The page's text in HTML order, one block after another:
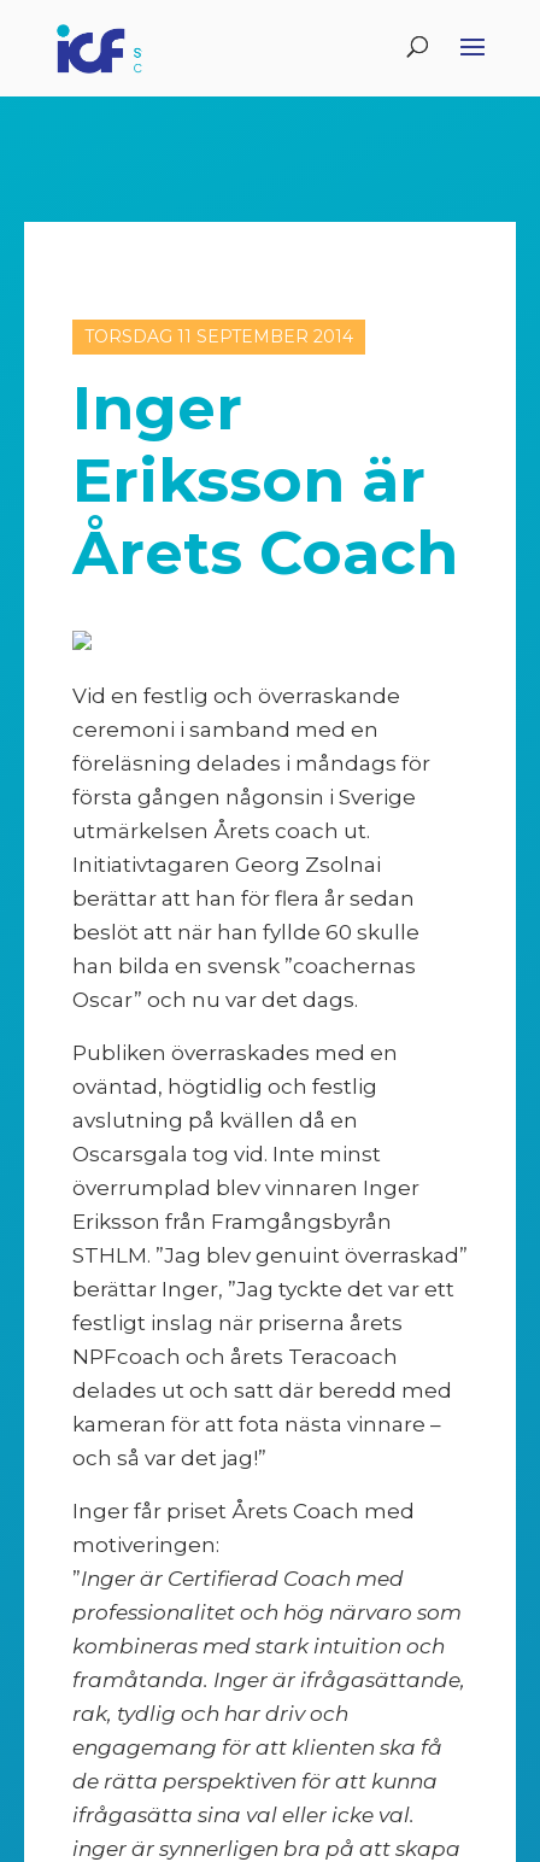
TORSDAG 11 SEPTEMBER 2014
Inger
Eriksson är
Årets Coach
Vid en festlig och överraskande
ceremoni i samband med en
föreläsning delades i måndags för
första gången någonsin i Sverige
utmärkelsen Årets coach ut.
Initiativtagaren Georg Zsolnai
berättar att han för flera år sedan
beslöt att när han fyllde 60 skulle
han bilda en svensk ”coachernas
Oscar” och nu var det dags.
Publiken överraskades med en
oväntad, högtidlig och festlig
avslutning på kvällen då en
Oscarsgala tog vid. Inte minst
överrumplad blev vinnaren Inger
Eriksson från Framgångsbyrån
STHLM. ”Jag blev genuint överraskad”
berättar Inger, ”Jag tyckte det var ett
festligt inslag när priserna årets
NPFcoach och årets Teracoach
delades ut och satt där beredd med
kameran för att fota nästa vinnare –
och så var det jag!”
Inger får priset Årets Coach med
motiveringen:
”Inger är Certifierad Coach med
professionalitet och hög närvaro som
kombineras med stark intuition och
framåtanda. Inger är ifrågasättande,
rak, tydlig och har driv och
engagemang för att klienten ska få
de rätta perspektiven för att kunna
ifrågasätta sina val eller icke val.
inger är synnerligen bra på att skapa